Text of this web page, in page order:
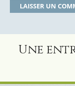
Une